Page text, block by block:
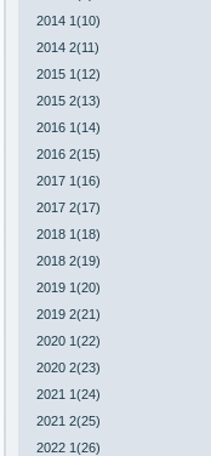
2014 1(10)
2014 2(11)
2015 1(12)
2015 2(13)
2016 1(14)
2016 2(15)
2017 1(16)
2017 2(17)
2018 1(18)
2018 2(19)
2019 1(20)
2019 2(21)
2020 1(22)
2020 2(23)
2021 1(24)
2021 2(25)
2022 1(26)